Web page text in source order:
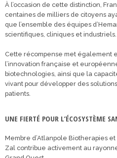
À l’occasion de cette distinction,
centaines de milliers de citoyens
que l’ensemble des équipes
scientifiques, cliniques et industriels.
Cette récompense met également
l’innovation française et
biotechnologies, ainsi que la
vivant pour développer des
patients.
UNE FIERTÉ POUR L’ÉCOSYSTÈME
Membre d’Atlanpole Biotherapies
Zal contribue activement au